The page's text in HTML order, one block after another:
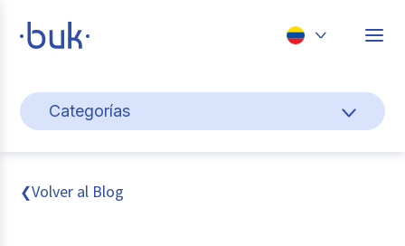
Perú
Categorías
Cultura y bienestar laboral
Gestión de personas
❮Volver al Blog